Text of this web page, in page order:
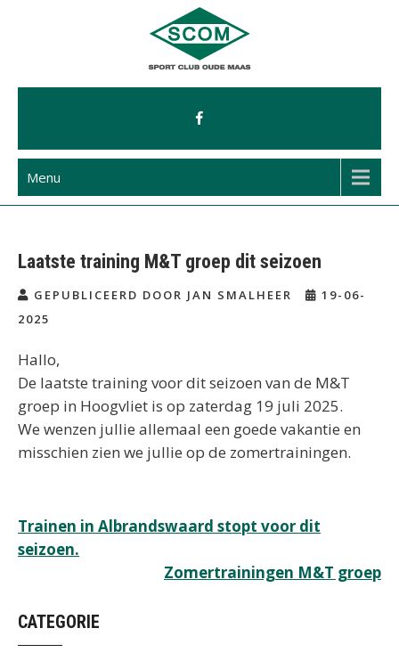
Menu
Laatste training M&T groep dit seizoen
GEPUBLICEERD DOOR JAN SMALHEER
19-06-
2025
Hallo,
De laatste training voor dit seizoen van de M&T
groep in Hoogvliet is op zaterdag 19 juli 2025.
We wenzen jullie allemaal een goede vakantie en
misschien zien we jullie op de zomertrainingen.
Bericht
navigatie
Trainen in Albrandswaard stopt voor dit
seizoen.
Zomertrainingen M&T groep
CATEGORIE